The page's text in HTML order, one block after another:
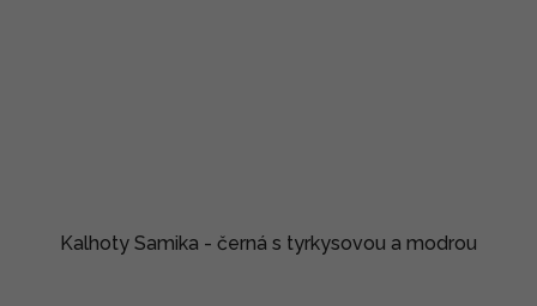
Kalhoty Samika - černá s tyrkysovou a modrou